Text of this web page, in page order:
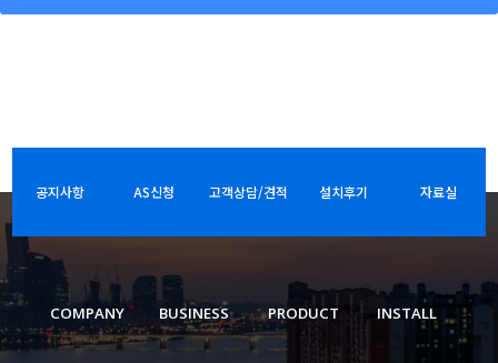
공지사항 AS신청 고객상담/견적 설치후기 자료실
COMPANY BUSINESS PRODUCT INSTALL